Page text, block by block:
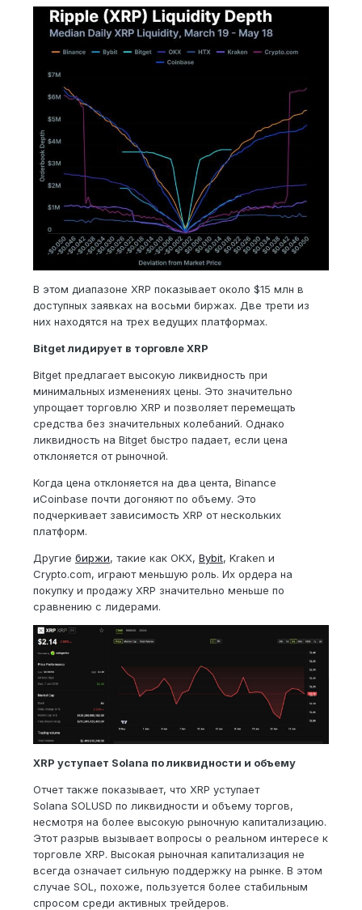
В этом диапазоне XRP показывает около $15 млн в
доступных заявках на восьми биржах. Две трети из
них находятся на трех ведущих платформах.
Bitget лидирует в торговле XRP
Bitget предлагает высокую ликвидность при
минимальных изменениях цены. Это значительно
упрощает торговлю XRP и позволяет перемещать
средства без значительных колебаний. Однако
ликвидность на Bitget быстро падает, если цена
отклоняется от рыночной.
Когда цена отклоняется на два цента, Binance
иCoinbase почти догоняют по объему. Это
подчеркивает зависимость XRP от нескольких
платформ.
Другие биржи, такие как OKX, Bybit, Kraken и
Crypto.com, играют меньшую роль. Их ордера на
покупку и продажу XRP значительно меньше по
сравнению с лидерами.
XRP уступает Solana по ликвидности и объему
Отчет также показывает, что XRP уступает
Solana SOLUSD по ликвидности и объему торгов,
несмотря на более высокую рыночную капитализацию.
Этот разрыв вызывает вопросы о реальном интересе к
торговле XRP. Высокая рыночная капитализация не
всегда означает сильную поддержку на рынке. В этом
случае SOL, похоже, пользуется более стабильным
спросом среди активных трейдеров.